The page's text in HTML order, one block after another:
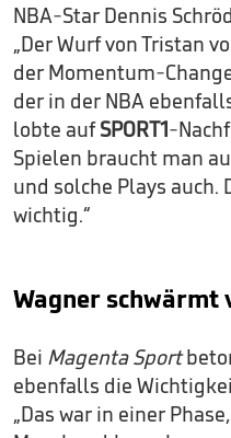
NBA-Star Dennis
„Der Wurf von Tristan
der Momentum-
der in der NBA
lobte aufSPORT1-
Spielen braucht man
und solche Plays auch.
wichtig.“
Wagner schwärmt
Bei Magenta Sport
ebenfalls die
„Das war in einer